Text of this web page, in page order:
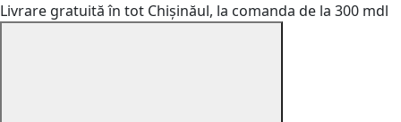
Livrare gratuită în tot Chișinăul, la comanda de la 300 mdl